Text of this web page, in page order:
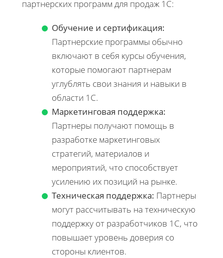
партнерских программ для продаж 1С:
Обучение и сертификация:
Партнерские программы обычно
включают в себя курсы обучения,
которые помогают партнерам
углублять свои знания и навыки в
области 1С.
Маркетинговая поддержка:
Партнеры получают помощь в
разработке маркетинговых
стратегий, материалов и
мероприятий, что способствует
усилению их позиций на рынке.
Техническая поддержка: Партнеры
могут рассчитывать на техническую
поддержку от разработчиков 1С, что
повышает уровень доверия со
стороны клиентов.